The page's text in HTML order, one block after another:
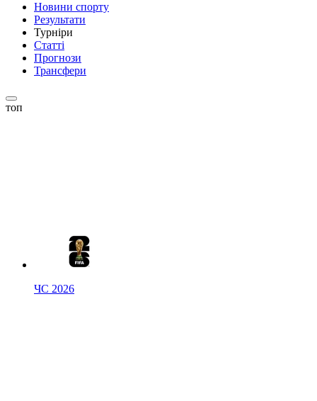
Новини спорту
Результати
Турніри
Статті
Прогнози
Трансфери
топ
ЧС 2026